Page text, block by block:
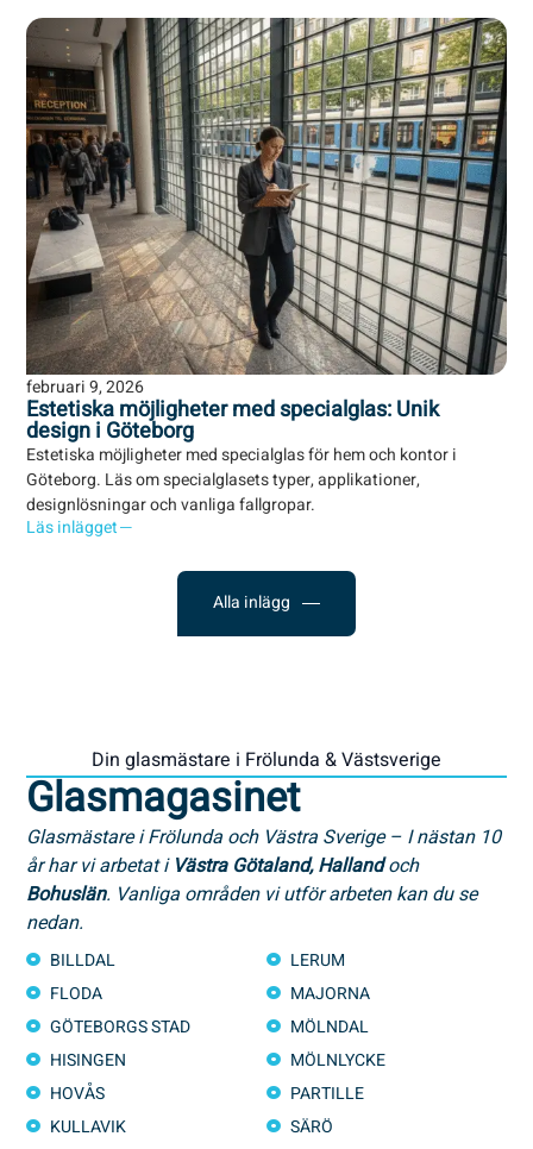
februari 9, 2026
Estetiska möjligheter med specialglas: Unik
design i Göteborg
Estetiska möjligheter med specialglas för hem och kontor i
Göteborg. Läs om specialglasets typer, applikationer,
designlösningar och vanliga fallgropar.
Läs inlägget
Alla inlägg
Din glasmästare i Frölunda & Västsverige
Glasmagasinet
Glasmästare i Frölunda och Västra Sverige – I nästan 10
år har vi arbetat i Västra Götaland,Hallandoch
Bohuslän. Vanliga områden vi utför arbeten kan du se
nedan.
BILLDAL
FLODA
GÖTEBORGS STAD
HISINGEN
HOVÅS
KULLAVIK
LERUM
MAJORNA
MÖLNDAL
MÖLNLYCKE
PARTILLE
SÄRÖ